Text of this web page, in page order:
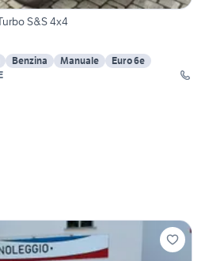
S&S 4x4
Benzina Manuale
Euro 6e